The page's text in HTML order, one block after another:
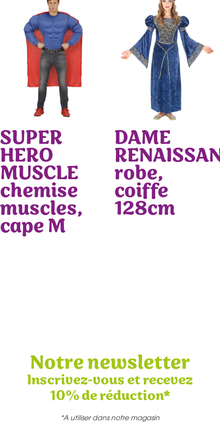
SUPER
HERO
MUSCLE
chemise
muscles,
cape M
DAME
robe,
coiffe
128cm
Notre newsletter
Inscrivez-vous et recevez
10% de réduction*
*A utiliser dans notre magasin